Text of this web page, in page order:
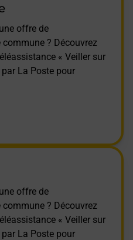
offre de
? Découvrez
« Veiller sur
La Poste pour
offre de
? Découvrez
« Veiller sur
La Poste pour